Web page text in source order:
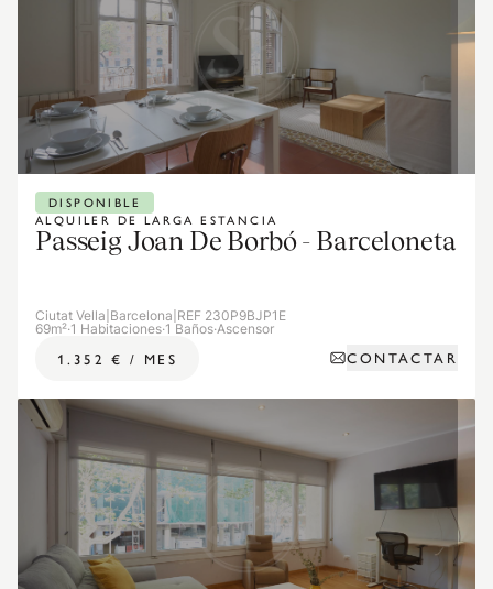
ALQUILER DE LARGA ESTANCIA
DISPONIBLE
Passeig Joan De Borbó - Barceloneta
Ciutat Vella Barcelona REF 230P9BJP1E
69m²·1 Habitaciones·1 Baños·Ascensor
1.352 € / MES CONTACTAR